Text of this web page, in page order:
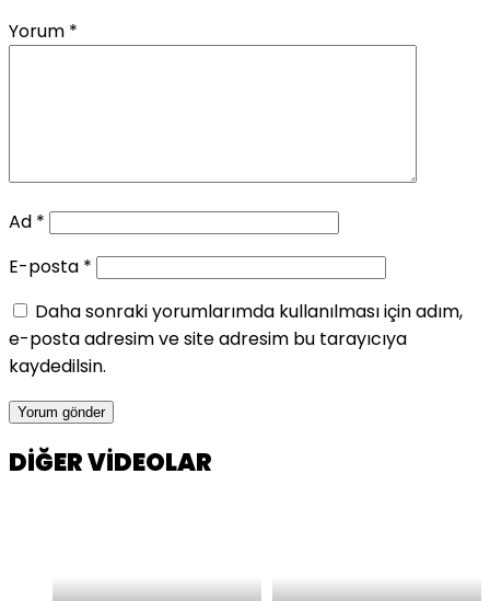
Yorum *
Ad *
E-posta *
Daha sonraki yorumlarımda kullanılması için adım,
e-posta adresim ve site adresim bu tarayıcıya
kaydedilsin.
DİĞER VİDEOLAR